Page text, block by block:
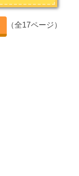
（全17ページ）